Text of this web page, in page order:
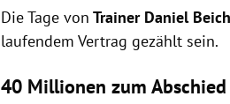
Die Tage von Trainer Daniel
laufendem Vertrag gezählt sein.
40 Millionen zum Abschied